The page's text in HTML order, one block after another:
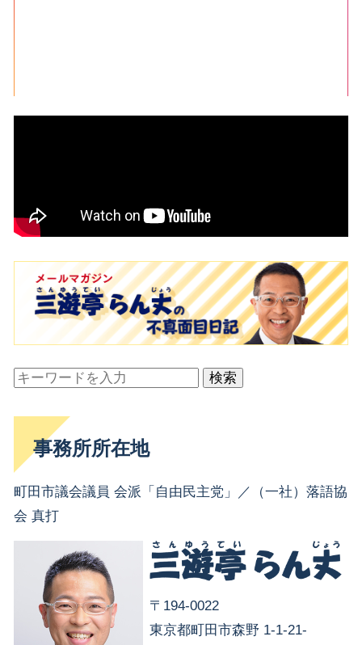
検索
事務所所在地
町田市議会議員 会派「自由民主党」／（一社）落語協
会 真打
〒194-0022
東京都町田市森野 1-1-21-